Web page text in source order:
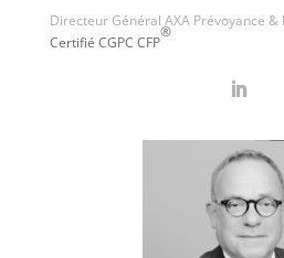
Directeur Général AXA Prévoyance &
Certifié CGPC CFP
®